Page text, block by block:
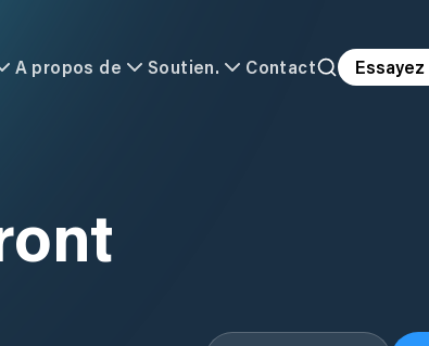
A propos de Soutien. Contact Essayez